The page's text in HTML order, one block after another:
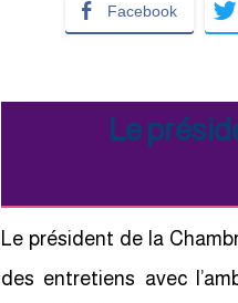
Facebook
Le
Le président de la
des entretiens avec